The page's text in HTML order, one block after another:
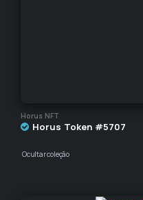
Horus NFT
Horus Token #5707
Ocultar coleção